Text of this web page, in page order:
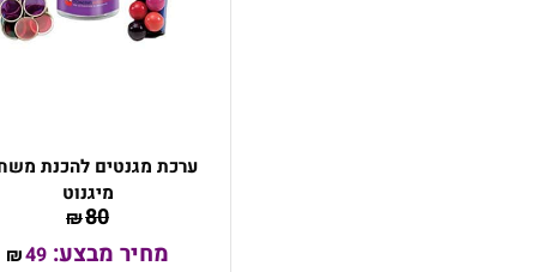
ערכת מגנטים להכנת
מיגנוט
₪80
מחיר מבצע: ₪49